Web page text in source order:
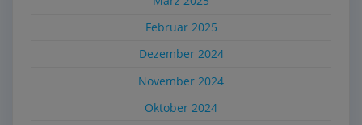
Februar 2025
Dezember 2024
November 2024
Oktober 2024